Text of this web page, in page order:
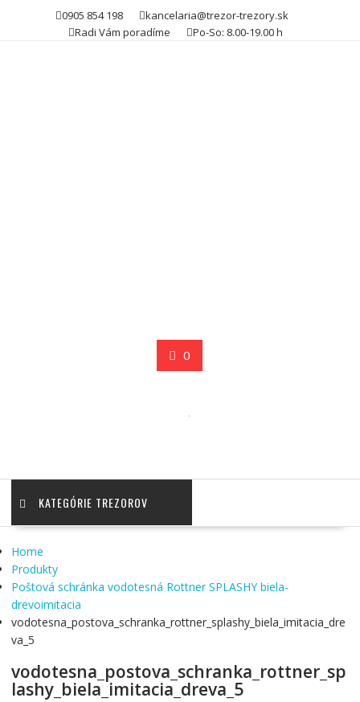
0905 854 198
kancelaria@trezor-trezory.sk
Radi Vám poradíme
Po-So: 8.00-19.00 h
0
KATEGÓRIE TREZOROV
Home
Produkty
Poštová schránka vodotesná Rottner SPLASHY biela-
drevoimitacia
vodotesna_postova_schranka_rottner_splashy_biela_imitacia_dre
va_5
vodotesna_postova_schranka_rottner_sp
lashy_biela_imitacia_dreva_5